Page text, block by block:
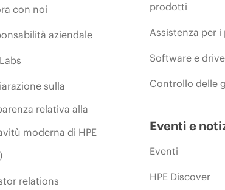
con noi
aziendale
sulla
relativa alla
moderna di HPE
relations
prodotti
Assistenza per
Software e
Controllo delle
Eventi e
Eventi
HPE Discover